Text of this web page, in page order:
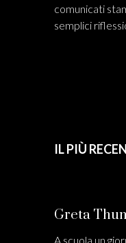
comunicati
semplici
IL PIÙ
Greta
A scuola un